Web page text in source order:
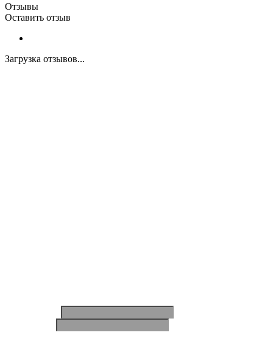
Отзывы
Оставить отзыв
Загрузка отзывов...